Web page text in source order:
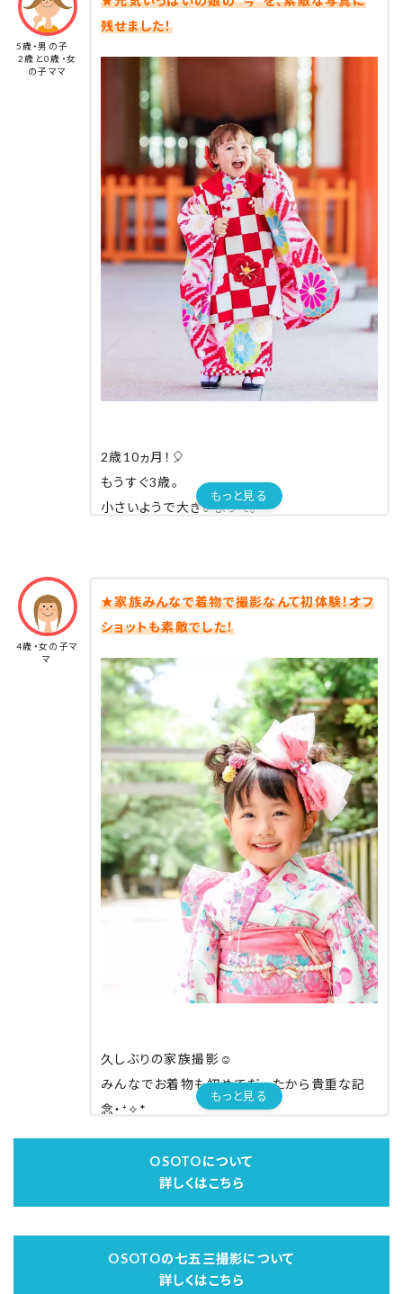
いたずらな感じが
娘らしくってお気に入りです♡
⁡
家族3人が映った写真なんて
数えるほどしかないし
⁡なにより笑顔が自然✨
⁡⁡
写真では怖い顔にしか映らない夫までも
いい笑顔してました😊
⁡
⁡
年賀状の写真もこれで決まりです✨
七五三の撮影どうしようかな〜と
悩んでいる方、
出張撮影もおすすめですよ〜❣️
★ネットで好きなお着物を選んで申し込み
★着付け
人見知りの娘とコミュニケーションとりながら
着付けも、ヘアも時間内にささっと完了☺️
私も夫も着付けしていただき
私はヘアセットもお願いしました✨
⁡
着付け時間は3人で1時間〜1時間半くらい
★撮影場所まで移動
着物をお借りして
着付けやヘアメイクもしていただいて
神社で撮影していただいたのですが
想像以上に素敵なデータが届いて
家族みんな感動です。
ほんとにほんとに
素敵な写真がたくさん♡♡
空間の切り取り方が上手すぎた🙈
今回は七五三撮影でしたが
マタニティやニューボーン、
家族の記念日などにもオススメです。
※ニューボーンの場合は30カットほどだそうで
5歳・男の子
2歳と0歳・女
の子ママ
残せました！
2歳10ヵ月！🎈
もうすぐ3歳。
小さいようで大きいようで。
い。
もっと見る
4歳・女の子マ
マ
★家族みんなで着物で撮影なんて初体験！オフ
ショットも素敵でした！
久しぶりの家族撮影☺︎
みんなでお着物も初めてだったから貴重な記
念‧⁺✧︎*
もっと見る
OSOTOについて
詳しくはこちら
OSOTOの七五三撮影について
詳しくはこちら